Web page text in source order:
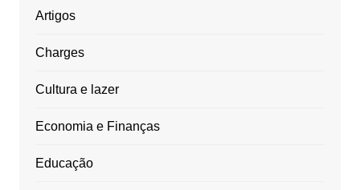
Artigos
Charges
Cultura e lazer
Economia e Finanças
Educação